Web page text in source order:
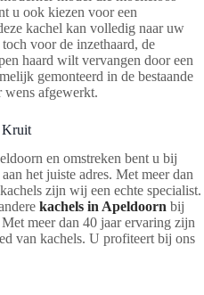
u ook kiezen voor een
kachel kan volledig naar uw
voor de inzethaard, de
haard wilt vervangen door een
gemonteerd in de bestaande
wens afgewerkt.
Kruit
en omstreken bent u bij
het juiste adres. Met meer dan
zijn wij een echte specialist.
kachels in Apeldoorn bij
Met meer dan 40 jaar ervaring zijn
van kachels. U profiteert bij ons